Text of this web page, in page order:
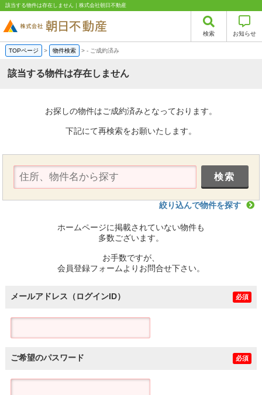
該当する物件は存在しません｜株式会社朝日不動産
検索 お知らせ
TOPページ > 物件検索 >- ご成約済み
該当する物件は存在しません
お探しの物件はご成約済みとなっております。
下記にて再検索をお願いたします。
絞り込んで物件を探す
ホームページに掲載されていない物件も
多数ございます。
お手数ですが、
会員登録フォームよりお問合せ下さい。
メールアドレス（ログインID） 必須
ご希望のパスワード 必須